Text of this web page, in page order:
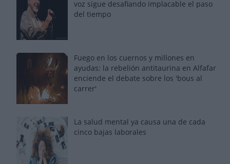
voz sigue desafiando implacable el paso
del tiempo
Fuego en los cuernos y millones en
ayudas: la rebelión antitaurina en Alfafar
enciende el debate sobre los 'bous al
carrer'
La salud mental ya causa una de cada
cinco bajas laborales